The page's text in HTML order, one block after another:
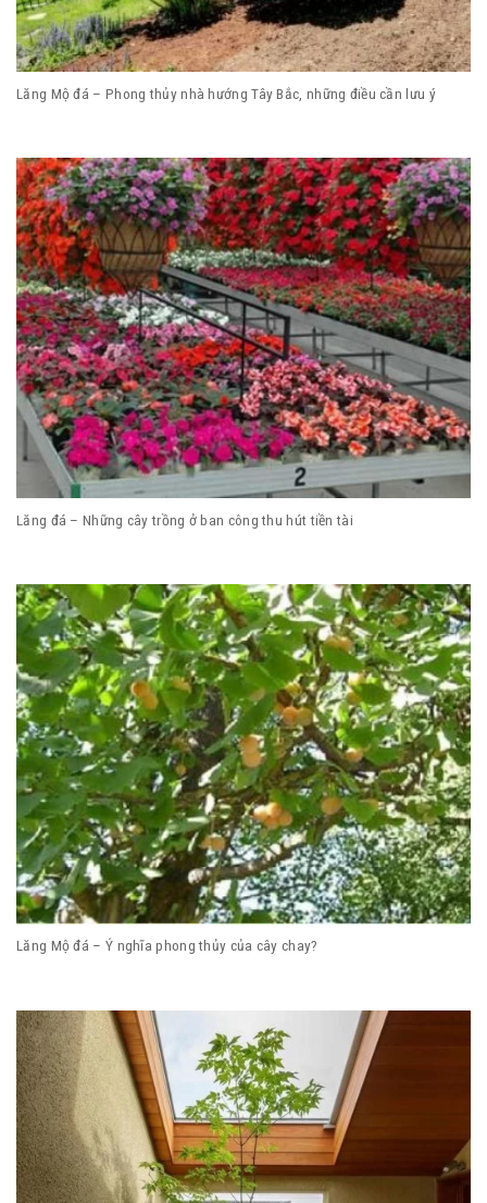
Lăng Mộ đá – Phong thủy nhà hướng Tây Bắc, những điều cần lưu ý
Lăng đá – Những cây trồng ở ban công thu hút tiền tài
Lăng Mộ đá – Ý nghĩa phong thủy của cây chay?